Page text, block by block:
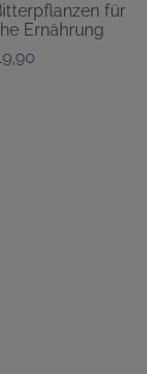
für
Ernährung